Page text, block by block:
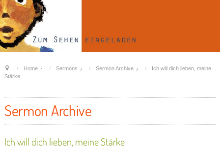
Home Sermons Sermon Archive
Ich will dich lieben, meine
Stärke
Sermon Archive
Ich will dich lieben, meine Stärke